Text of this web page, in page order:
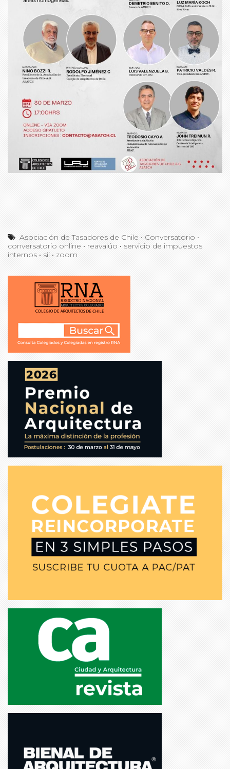
Asociación de Tasadores de Chile • Conversatorio •
conversatorio online • reavalúo • servicio de impuestos
internos • sii • zoom